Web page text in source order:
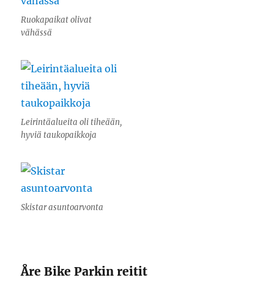
Ruokapaikat olivat
vähässä
Leirintäalueita oli tiheään,
hyviä taukopaikkoja
Skistar asuntoarvonta
Åre Bike Parkin reitit